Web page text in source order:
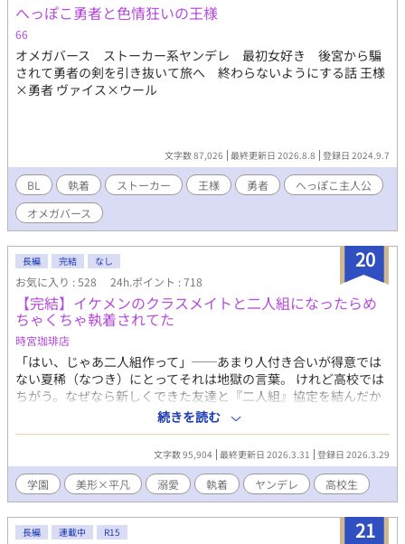
へっぽこ勇者と色情狂いの王様
66
オメガバース ストーカー系ヤンデレ 最初女好き 後宮から騙
されて勇者の剣を引き抜いて旅へ 終わらないようにする話 王様
×勇者 ヴァイス×ウール
文字数 87,026 最終更新日 2026.8.8 登録日 2024.9.7
BL 執着 ストーカー 王様 勇者
へっぽこ主人公
オメガバース
20
長編 完結 なし
お気に入り : 528 24h.ポイント : 718
【完結】イケメンのクラスメイトと二人組になったらめ
ちゃくちゃ執着されてた
時宮珈琲店
「はい、じゃあ二人組作って」──あまり人付き合いが得意では
ない夏稀（なつき）にとってそれは地獄の言葉。 けれど高校では
ちがう。なぜなら新しくできた友達と『二人組』協定を結んだか
ら。 もう二人組なんて怖くないと思っていた矢先、その友達が風
邪で欠席。 ほかに組む相手が見つからず、先生と組むことも覚悟
する夏稀だったが、そこで声をかけてきたのは美形の転校生──
緒川聖夜（おがわ・きよや）だった。 「俺と二人組にならな
い？」 その一言をきっかけに聖夜は夏稀との距離を急速に縮めて
きて──。 執着美形攻め×平凡受けのちょっと不穏な学園BL。
約九万字、全三十話＋αの物語です。
続きを読む
文字数 95,904 最終更新日 2026.3.31 登録日 2026.3.29
学園 美形×平凡 溺愛 執着 ヤンデレ 高校生
21
長編 連載中 R15